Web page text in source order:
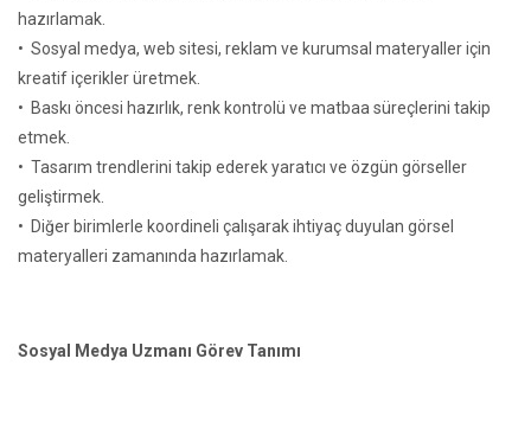
hazırlamak.
• Sosyal medya, web sitesi, reklam ve kurumsal materyaller için
kreatif içerikler üretmek.
• Baskı öncesi hazırlık, renk kontrolü ve matbaa süreçlerini takip
etmek.
• Tasarım trendlerini takip ederek yaratıcı ve özgün görseller
geliştirmek.
• Diğer birimlerle koordineli çalışarak ihtiyaç duyulan görsel
materyalleri zamanında hazırlamak.
Sosyal Medya Uzmanı Görev Tanımı